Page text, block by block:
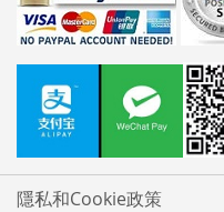
隱私和Cookie政策